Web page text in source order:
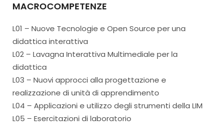
MACROCOMPETENZE
L01 – Nuove Tecnologie e Open Source per una
didattica interattiva
L02 – Lavagna Interattiva Multimediale per la
didattica
L03 – Nuovi approcci alla progettazione e
realizzazione di unità di apprendimento
L04 – Applicazioni e utilizzo degli strumenti della LIM
L05 – Esercitazioni di laboratorio